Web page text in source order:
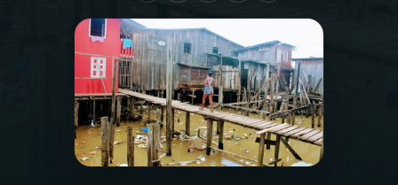
PROGRAMAÇÃO
PROGRAMAS
PODCASTS